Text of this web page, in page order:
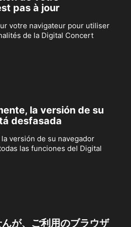
pas à jour
votre navigateur pour utiliser
de la Digital Concert
la versión de su
desfasada
versión de su navegador
las funciones del Digital
が、ご利用のブラウザ